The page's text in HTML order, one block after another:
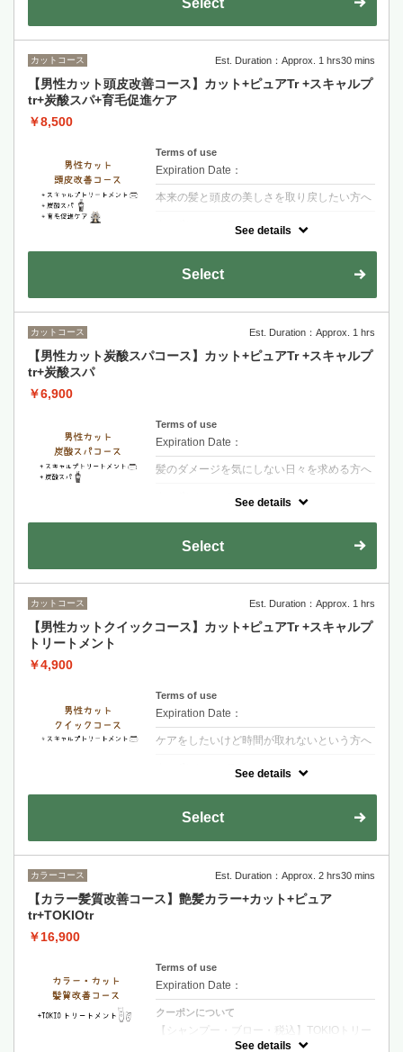
行います
カットコース Est. Duration：Approx. 1 hrs30 mins
【男性カット頭皮改善コース】カット+ピュアTr +スキャルプ
tr+炭酸スパ+育毛促進ケア
￥8,500
Terms of use
Expiration Date：
本来の髪と頭皮の美しさを取り戻したい方へ
10000ppm!!頭皮・毛髪の皮脂除去します頭
皮の汚れをリセット頭皮栄養成分をしっかり
補給本格スカルプケアです
See details
Select
カットコース Est. Duration：Approx. 1 hrs
【男性カット炭酸スパコース】カット+ピュアTr +スキャルプ
tr+炭酸スパ
￥6,900
Terms of use
Expiration Date：
髪のダメージを気にしない日々を求める方へ
10000ppm!!頭皮・毛髪の皮脂除去します頭
See details
Select
カットコース Est. Duration：Approx. 1 hrs
【男性カットクイックコース】カット+ピュアTr +スキャルプ
トリートメント
￥4,900
Terms of use
Expiration Date：
ケアをしたいけど時間が取れないという方へ
リートメントで頭皮をケア
See details
Select
カラーコース Est. Duration：Approx. 2 hrs30 mins
【カラー髪質改善コース】艶髪カラー+カット+ピュア
tr+TOKIOtr
￥16,900
Terms of use
Expiration Date：
クーポンについて
【シャンプー・ブロー・税込】TOKIOトリー
トメント特許技術で髪内部を徹底補修 圧倒的
See details